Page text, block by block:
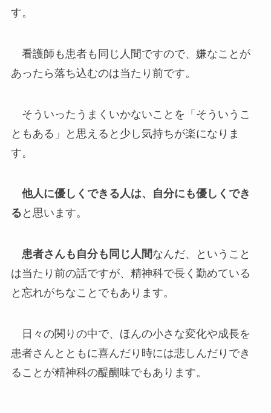
す。
看護師も患者も同じ人間ですので、嫌なことが
あったら落ち込むのは当たり前です。
そういったうまくいかないことを「そういうこ
ともある」と思えると少し気持ちが楽になりま
す。
他人に優しくできる人は、自分にも優しくでき
る と思います。
患者さんも自分も同じ人間なんだ、ということ
は当たり前の話ですが、精神科で長く勤めている
と忘れがちなことでもあります。
日々の関りの中で、ほんの小さな変化や成長を
患者さんとともに喜んだり時には悲しんだりでき
ることが精神科の醍醐味でもあります。